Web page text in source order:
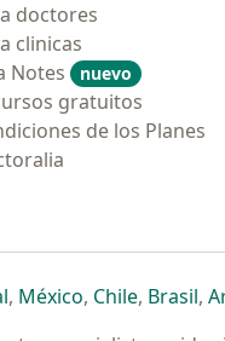
doctores
clinicas
Notes
nuevo
gratuitos
de los Planes
pestaña
una nueva pestaña
se abre en una nueva
, Méxicose abre en una
, Chilese abre
, Brasilse
,